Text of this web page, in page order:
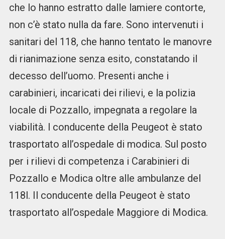
che lo hanno estratto dalle lamiere contorte,
non c’è stato nulla da fare. Sono intervenuti i
sanitari del 118, che hanno tentato le manovre
di rianimazione senza esito, constatando il
decesso dell’uomo. Presenti anche i
carabinieri, incaricati dei rilievi, e la polizia
locale di Pozzallo, impegnata a regolare la
viabilità. l conducente della Peugeot è stato
trasportato all’ospedale di modica. Sul posto
per i rilievi di competenza i Carabinieri di
Pozzallo e Modica oltre alle ambulanze del
118l. Il conducente della Peugeot è stato
trasportato all’ospedale Maggiore di Modica.